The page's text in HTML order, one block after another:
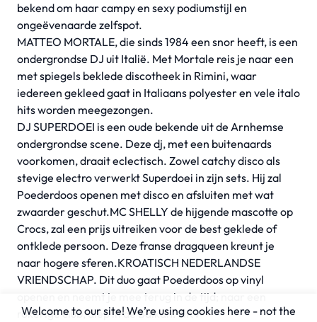
bekend om haar campy en sexy podiumstijl en
ongeëvenaarde zelfspot.
MATTEO MORTALE, die sinds 1984 een snor heeft, is een
ondergrondse DJ uit Italië. Met Mortale reis je naar een
met spiegels beklede discotheek in Rimini, waar
iedereen gekleed gaat in Italiaans polyester en vele italo
hits worden meegezongen.
DJ SUPERDOEI is een oude bekende uit de Arnhemse
ondergrondse scene. Deze dj, met een buitenaards
voorkomen, draait eclectisch. Zowel catchy disco als
stevige electro verwerkt Superdoei in zijn sets. Hij zal
Poederdoos openen met disco en afsluiten met wat
zwaarder geschut.MC SHELLY de hijgende mascotte op
Crocs, zal een prijs uitreiken voor de best geklede of
ontklede persoon. Deze franse dragqueen kreunt je
naar hogere sferen.KROATISCH NEDERLANDSE
VRIENDSCHAP. Dit duo gaat Poederdoos op vinyl
openen en neemt je mee terug in de tijd; naar een
rokerige club, diep in de Balkan. NKV
Welcome to our site! We’re using cookies here - not the